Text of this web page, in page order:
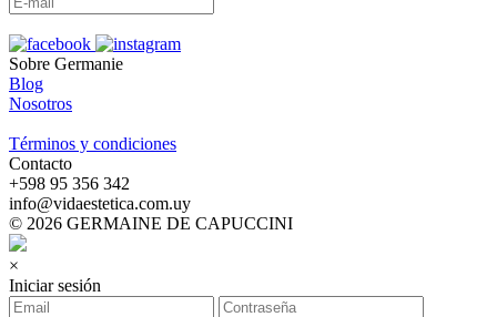
Sobre Germanie
Blog
Nosotros
Términos y condiciones
Contacto
‪+598 95 356 342‬
info@vidaestetica.com.uy
© 2026 GERMAINE DE CAPUCCINI
×
Iniciar sesión